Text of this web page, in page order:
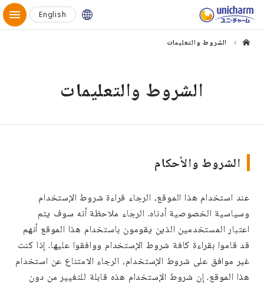
Global Website
English
الشروط والتعليمات
الشروط والتعليمات
الشروط والأحكام
عند استخدام هذا الموقع، الرجاء قراءة شروط الإستخدام
وسياسية الخصوصية أدناه. الرجاء ملاحظة أنه سوف يتم
اعتبار المستخدمين الذين يقومون باستخدام هذا الموقع أنهم
قد قاموا بقراءة كافة شروط الإستخدام ووافقوا عليها. إذا كنت
غير موافق على شروط الإستخدام، الرجاء الامتناع عن استخدام
هذا الموقع. إن شروط الإستخدام هذه قابلة للتغيير من دون